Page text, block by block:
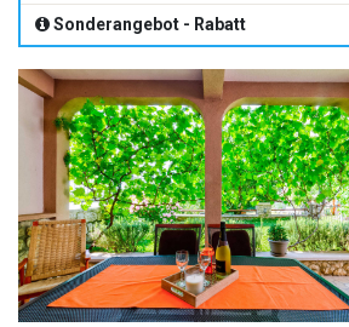
Sonderangebot - Rabatt